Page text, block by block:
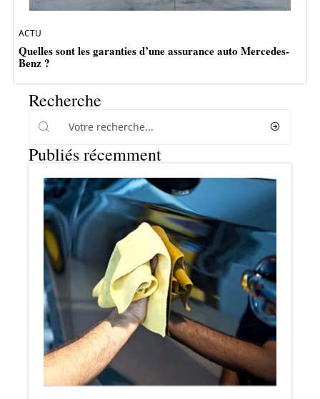
ACTU
Quelles sont les garanties d’une assurance auto Mercedes-
Benz ?
Recherche
Publiés récemment